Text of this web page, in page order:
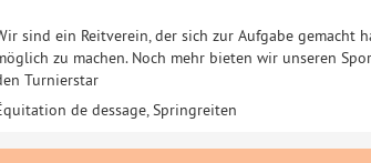
sind ein Reitverein, der sich zur Aufgabe gemacht
zu machen. Noch mehr bieten wir unseren
Turnierstar
de dessage, Springreiten